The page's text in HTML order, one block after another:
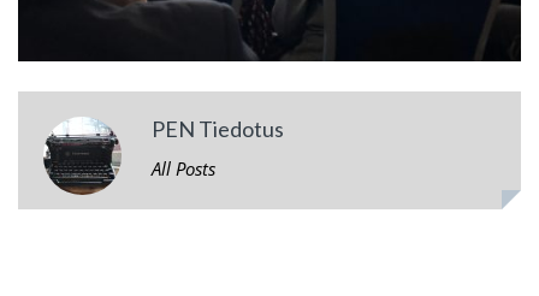
PEN Tiedotus
All Posts